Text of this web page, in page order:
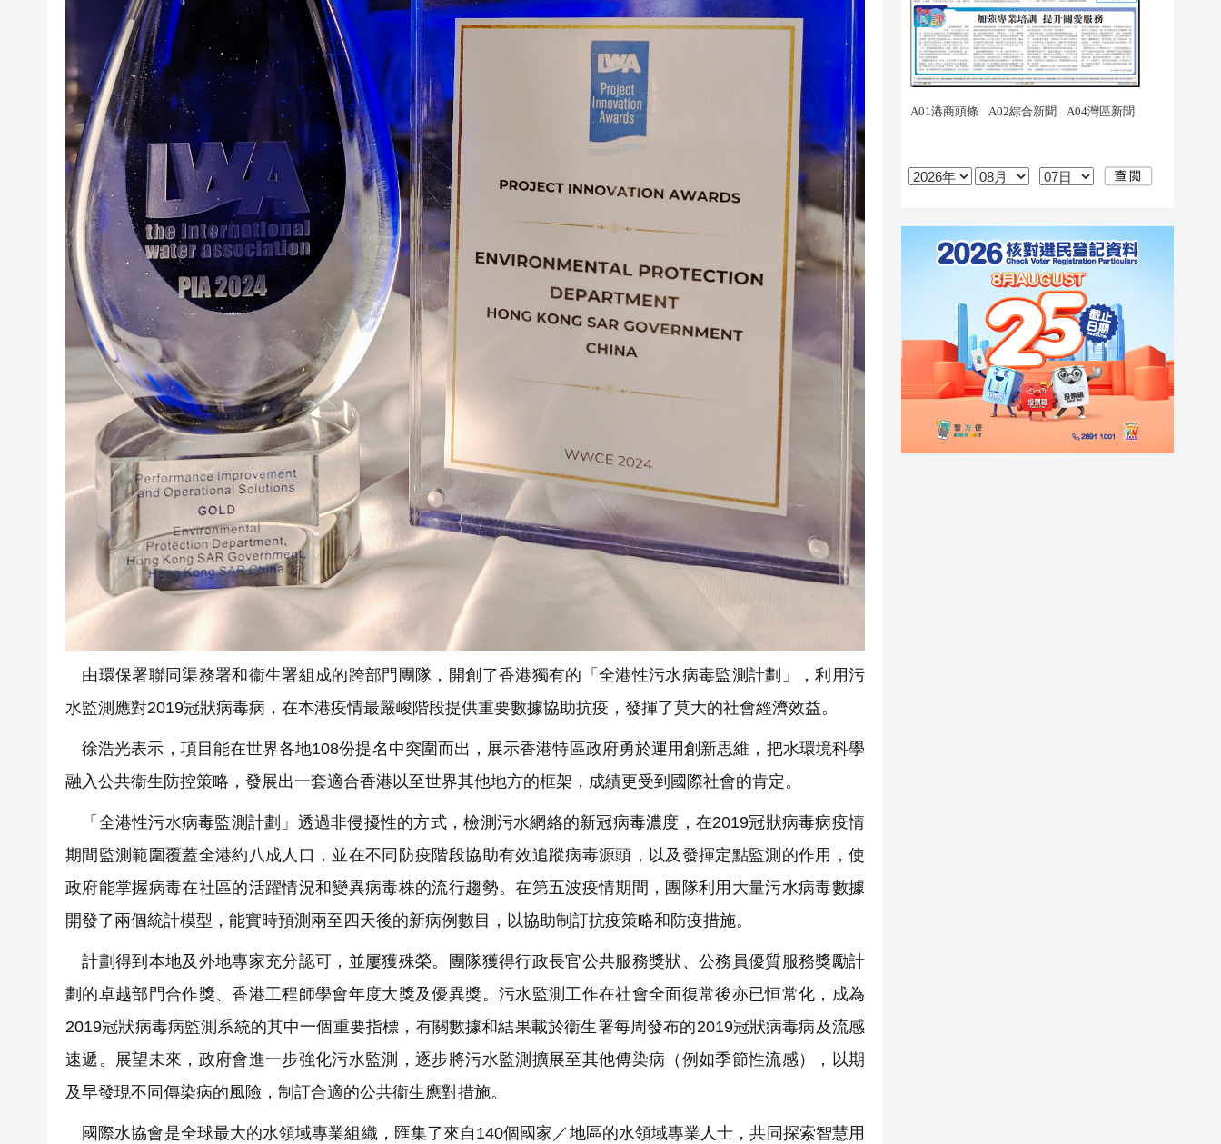
由環保署聯同渠務署和衞生署組成的跨部門團隊，開創了香港獨有的「全港性污水病毒監測計劃」，利用污
水監測應對2019冠狀病毒病，在本港疫情最嚴峻階段提供重要數據協助抗疫，發揮了莫大的社會經濟效益。
徐浩光表示，項目能在世界各地108份提名中突圍而出，展示香港特區政府勇於運用創新思維，把水環境科學
融入公共衞生防控策略，發展出一套適合香港以至世界其他地方的框架，成績更受到國際社會的肯定。
「全港性污水病毒監測計劃」透過非侵擾性的方式，檢測污水網絡的新冠病毒濃度，在2019冠狀病毒病疫情
期間監測範圍覆蓋全港約八成人口，並在不同防疫階段協助有效追蹤病毒源頭，以及發揮定點監測的作用，使
政府能掌握病毒在社區的活躍情況和變異病毒株的流行趨勢。在第五波疫情期間，團隊利用大量污水病毒數據
開發了兩個統計模型，能實時預測兩至四天後的新病例數目，以協助制訂抗疫策略和防疫措施。
計劃得到本地及外地專家充分認可，並屢獲殊榮。團隊獲得行政長官公共服務獎狀、公務員優質服務獎勵計
劃的卓越部門合作獎、香港工程師學會年度大獎及優異獎。污水監測工作在社會全面復常後亦已恒常化，成為
2019冠狀病毒病監測系統的其中一個重要指標，有關數據和結果載於衞生署每周發布的2019冠狀病毒病及流感
速遞。展望未來，政府會進一步強化污水監測，逐步將污水監測擴展至其他傳染病（例如季節性流感），以期
及早發現不同傳染病的風險，制訂合適的公共衞生應對措施。
國際水協會是全球最大的水領域專業組織，匯集了來自140個國家／地區的水領域專業人士，共同探索智慧用